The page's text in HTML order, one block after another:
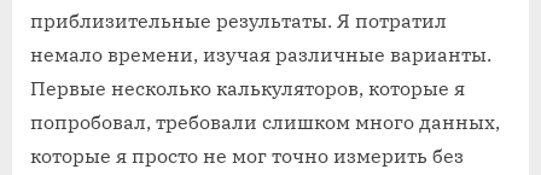
приблизительные результаты. Я потратил
немало времени, изучая различные варианты.
Первые несколько калькуляторов, которые я
попробовал, требовали слишком много данных,
которые я просто не мог точно измерить без